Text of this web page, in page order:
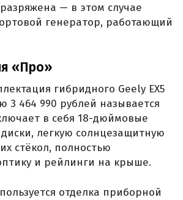
— в этом случае
генератор, работающий
«Про»
гибридного Geely EX5
3 464 990 рублей называется
в себя 18-дюймовые
легкую солнцезащитную
стёкол, полностью
и рейлинги на крыше.
отделка приборной